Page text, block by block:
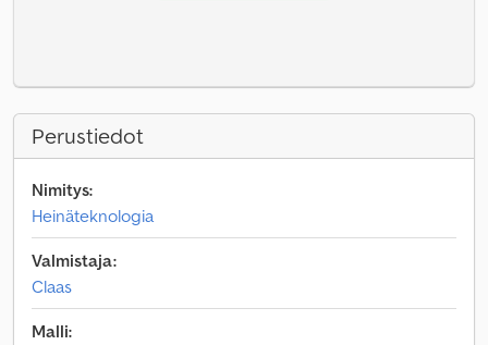
Perustiedot
Nimitys:
Heinäteknologia
Valmistaja:
Claas
Malli: